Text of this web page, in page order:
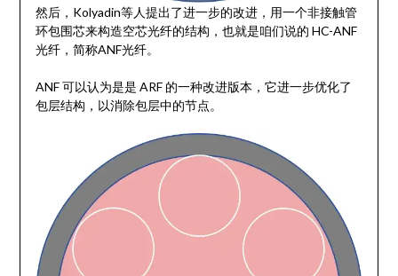
然后，Kolyadin等人提出了进一步的改进，用一个非接触管
环包围芯来构造空芯光纤的结构，也就是咱们说的 HC-ANF
光纤，简称ANF光纤。
ANF 可以认为是是 ARF 的一种改进版本，它进一步优化了
包层结构，以消除包层中的节点。